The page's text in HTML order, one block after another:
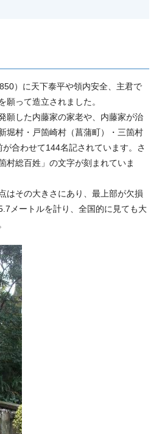
）に天下泰平や領内安全、主君で
願って造立されました。
願した内藤家の家老や、内藤家が治
堀村・戸箇崎村（菖蒲町）・三箇村
合わせて144名記されています。さ
村総百姓」の文字が刻まれていま
はその大きさにあり、最上部が欠損
メートルを計り、全国的に見ても大